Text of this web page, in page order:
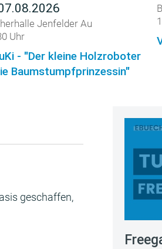
Jenfelder Au
Uhr
- "Der kleine Holzroboter
Baumstumpfprinzessin"
geschaffen,